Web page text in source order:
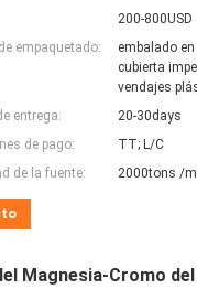
200-800USD
empaquetado:
embalado
cubierta
vendajes
entrega:
20-30days
de pago:
TT; L/C
de la fuente:
2000tons /
Magnesia-Cromo